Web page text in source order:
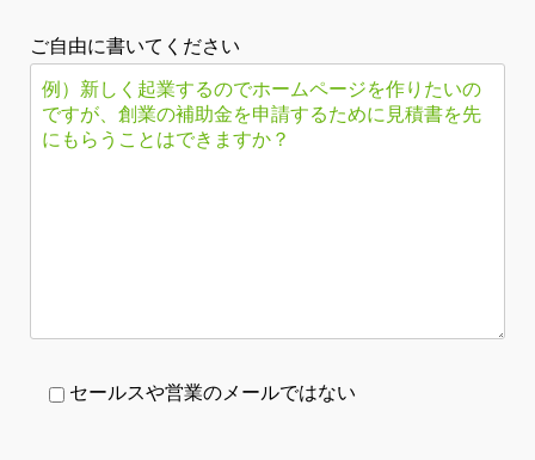
ご自由に書いてください
セールスや営業のメールではない